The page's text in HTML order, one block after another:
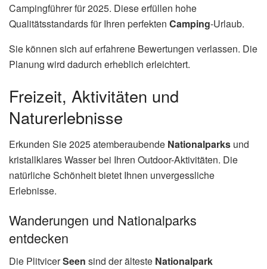
Campingführer für 2025. Diese erfüllen hohe
Qualitätsstandards für Ihren perfekten Camping-Urlaub.
Sie können sich auf erfahrene Bewertungen verlassen. Die
Planung wird dadurch erheblich erleichtert.
Freizeit, Aktivitäten und
Naturerlebnisse
Erkunden Sie 2025 atemberaubende Nationalparks und
kristallklares Wasser bei Ihren Outdoor-Aktivitäten. Die
natürliche Schönheit bietet Ihnen unvergessliche
Erlebnisse.
Wanderungen und Nationalparks
entdecken
Die PlitvicerSeen sind der älteste Nationalpark